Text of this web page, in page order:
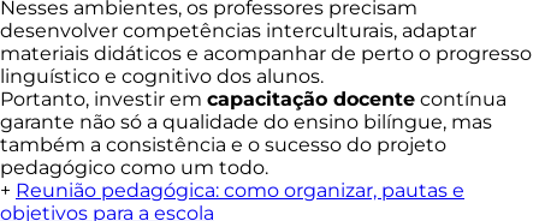
Nesses ambientes, os professores precisam
desenvolver competências interculturais, adaptar
materiais didáticos e acompanhar de perto o progresso
linguístico e cognitivo dos alunos.
Portanto, investir em capacitação docente contínua
garante não só a qualidade do ensino bilíngue, mas
também a consistência e o sucesso do projeto
pedagógico como um todo.
+ Reunião pedagógica: como organizar, pautas e
objetivos para a escola